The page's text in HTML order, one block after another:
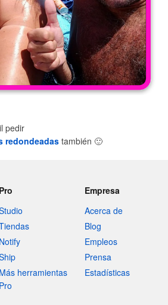
pedir
redondeadas también 🙂
Pro
Notify
Más herramientas
Pro
Empresa
Acerca de
Blog
Empleos
Prensa
Estadísticas